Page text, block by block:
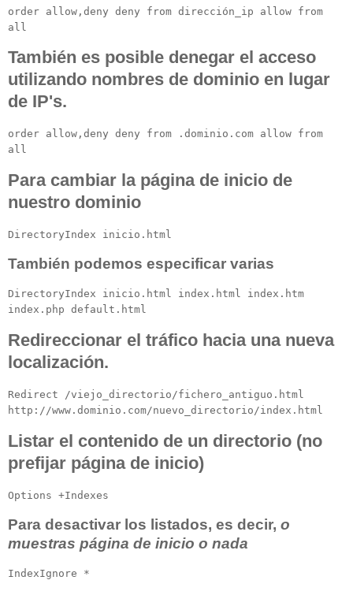
order allow,deny deny from dirección_ip allow from
all
También es posible denegar el acceso
utilizando nombres de dominio en lugar
de IP's.
order allow,deny deny from .dominio.com allow from
all
Para cambiar la página de inicio de
nuestro dominio
DirectoryIndex inicio.html
También podemos especificar varias
DirectoryIndex inicio.html index.html index.htm
index.php default.html
Redireccionar el tráfico hacia una nueva
localización.
Redirect /viejo_directorio/fichero_antiguo.html
http://www.dominio.com/nuevo_directorio/index.html
Listar el contenido de un directorio (no
prefijar página de inicio)
Options +Indexes
Para desactivar los listados, es decir, o
muestras página de inicio o nada
IndexIgnore *